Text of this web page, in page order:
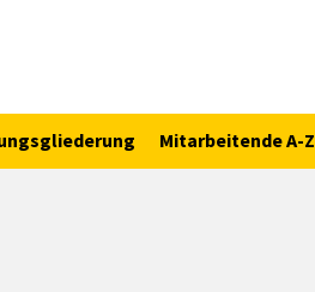
Mitarbeitende A-Z